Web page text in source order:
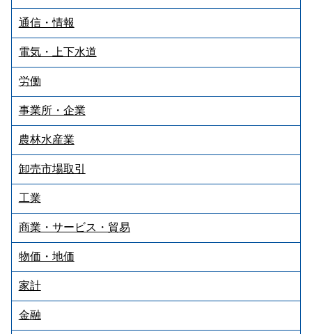
通信・情報
電気・上下水道
労働
事業所・企業
農林水産業
卸売市場取引
工業
商業・サービス・貿易
物価・地価
家計
金融